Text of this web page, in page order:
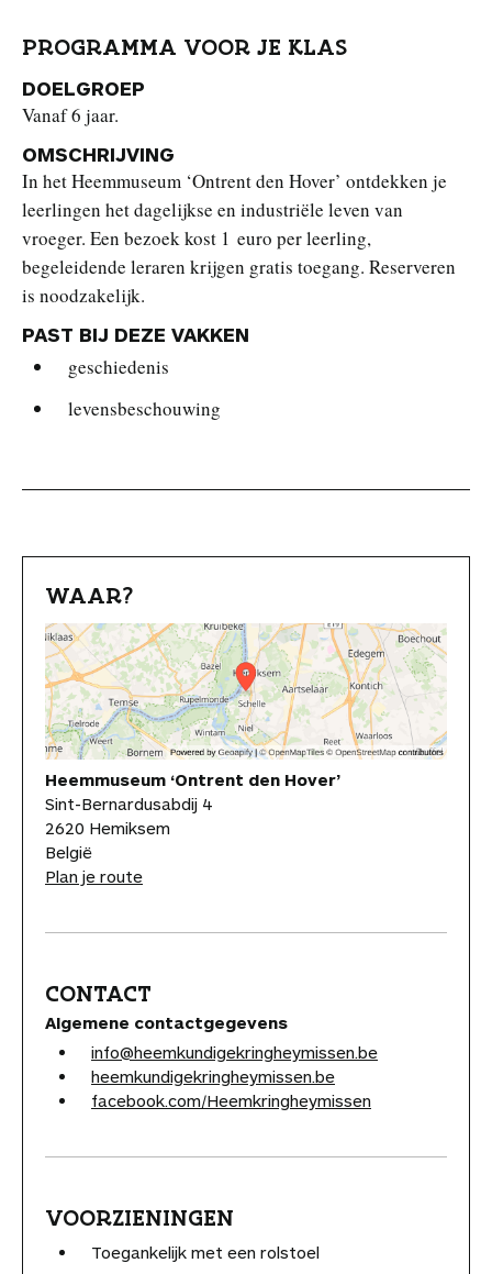
PROGRAMMA VOOR JE KLAS
DOELGROEP
Vanaf 6 jaar.
OMSCHRIJVING
In het Heemmuseum ‘Ontrent den Hover’ ontdekken je
leerlingen het dagelijkse en industriële leven van
vroeger. Een bezoek kost 1 euro per leerling,
begeleidende leraren krijgen gratis toegang. Reserveren
is noodzakelijk.
PAST BIJ DEZE VAKKEN
geschiedenis
levensbeschouwing
WAAR?
Heemmuseum ‘Ontrent den Hover’
Sint-Bernardusabdij 4
2620 Hemiksem
België
Plan je route
CONTACT
Algemene contactgegevens
info@heemkundigekringheymissen.be
heemkundigekringheymissen.be
facebook.com/Heemkringheymissen
VOORZIENINGEN
Toegankelijk met een rolstoel